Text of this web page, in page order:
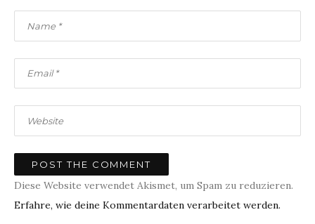
Diese Website verwendet Akismet, um Spam zu reduzieren.
Erfahre, wie deine Kommentardaten verarbeitet werden.